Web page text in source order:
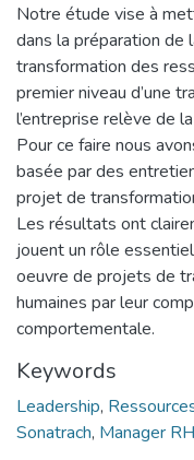
Notre étude vise à
dans la préparation de
transformation des
premier niveau d’une
l’entreprise relève de
Pour ce faire nous
basée par des
projet de
Les résultats ont
jouent un rôle
oeuvre de projets de
humaines par leur
comportementale.
Keywords
Leadership,
Sonatrach, Manager RH